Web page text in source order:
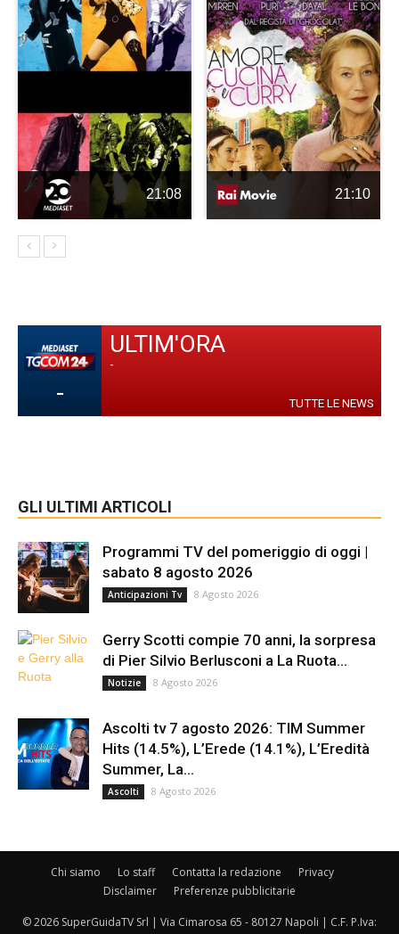
21:08 21:10
-
ULTIM'ORA
-
TUTTE LE NEWS
GLI ULTIMI ARTICOLI
Programmi TV del pomeriggio di oggi |
sabato 8 agosto 2026
Anticipazioni Tv 8 Agosto 2026
Gerry Scotti compie 70 anni, la sorpresa
di Pier Silvio Berlusconi a La Ruota...
Notizie 8 Agosto 2026
Ascolti tv 7 agosto 2026: TIM Summer
Hits (14.5%), L’Erede (14.1%), L’Eredità
Summer, La...
Ascolti 8 Agosto 2026
Chi siamo Lo staff Contatta la redazione
Privacy
Disclaimer
Preferenze pubblicitarie
© 2026 SuperGuidaTV Srl | Via Cimarosa 65 - 80127 Napoli | C.F. P.Iva: